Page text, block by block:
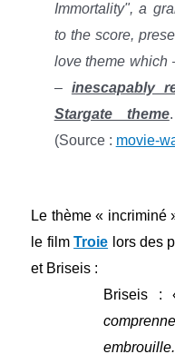
Immortality", a
to the score,
love theme which
– inescapably
Stargate theme
(Source : movie-
Le thème « incriminé
le filmTroie lors des
et Briseis :
Briseis
embrouille.